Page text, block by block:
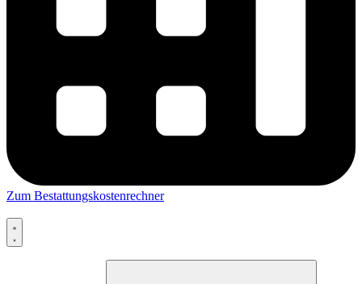
Zum Bestattungskostenrechner